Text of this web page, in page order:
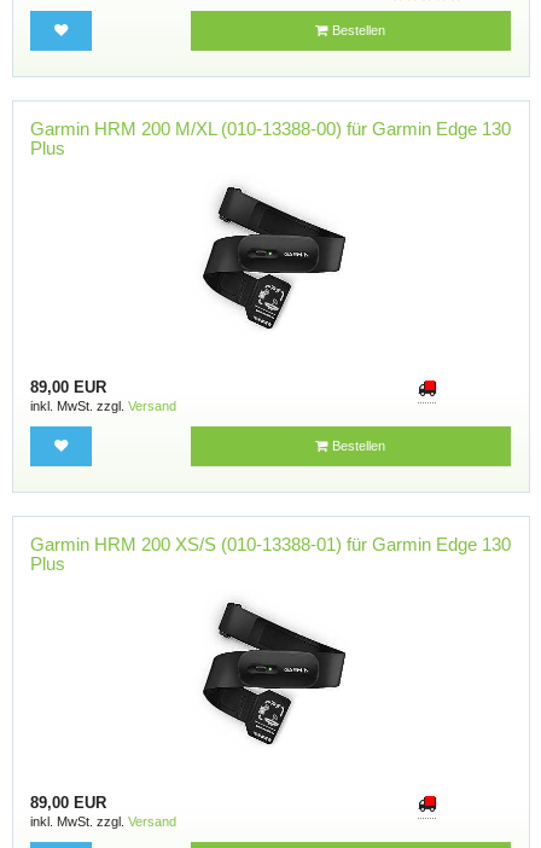
Bestellen
Garmin HRM 200 M/XL (010-13388-00) für Garmin Edge 130
Plus
89,00 EUR
inkl. MwSt. zzgl. Versand
Bestellen
Garmin HRM 200 XS/S (010-13388-01) für Garmin Edge 130
Plus
89,00 EUR
inkl. MwSt. zzgl. Versand